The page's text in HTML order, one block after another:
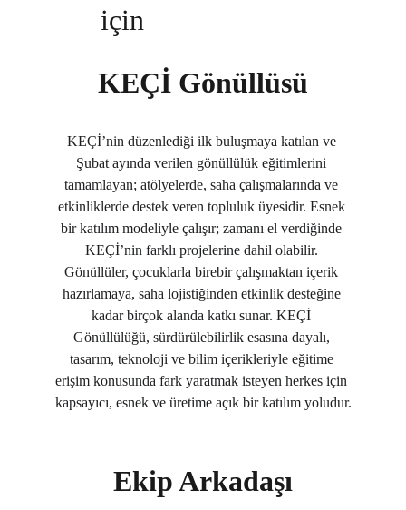
KEÇİ Gönüllüsü
KEÇİ’nin düzenlediği ilk buluşmaya katılan ve
Şubat ayında verilen gönüllülük eğitimlerini
tamamlayan; atölyelerde, saha çalışmalarında ve
etkinliklerde destek veren topluluk üyesidir. Esnek
bir katılım modeliyle çalışır; zamanı el verdiğinde
KEÇİ’nin farklı projelerine dahil olabilir.
Gönüllüler, çocuklarla birebir çalışmaktan içerik
hazırlamaya, saha lojistiğinden etkinlik desteğine
kadar birçok alanda katkı sunar. KEÇİ
Gönüllülüğü, sürdürülebilirlik esasına dayalı,
tasarım, teknoloji ve bilim içerikleriyle eğitime
erişim konusunda fark yaratmak isteyen herkes için
kapsayıcı, esnek ve üretime açık bir katılım yoludur.
Ekip Arkadaşı
için